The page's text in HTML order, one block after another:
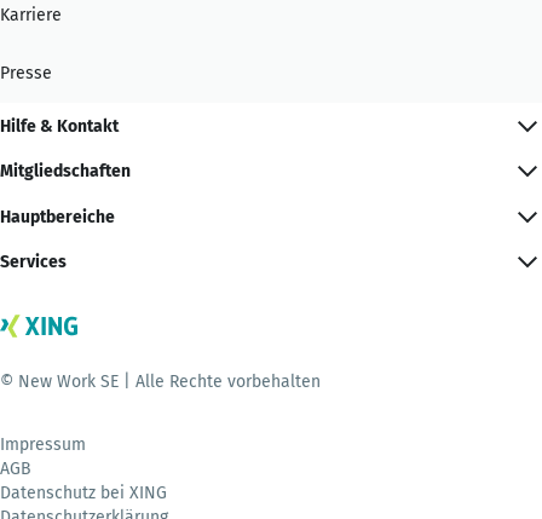
Karriere
Presse
Hilfe & Kontakt
Mitgliedschaften
Hauptbereiche
Services
© New Work SE | Alle Rechte vorbehalten
Impressum
AGB
Datenschutz bei XING